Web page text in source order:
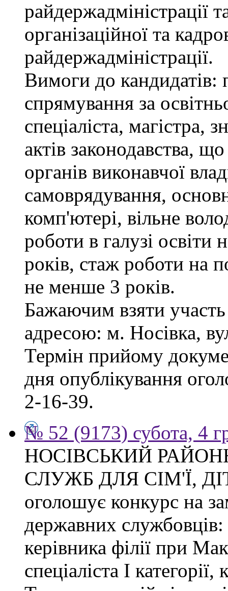
райдержадміністрації
організаційної та
райдержадміністрації.
Вимоги до кандидатів:
спрямування за
спеціаліста, магістра,
актів законодавства,
органів виконавчої
самоврядування,
комп'ютері, вільне
роботи в галузі
років, стаж роботи на
не менше 3 років.
Бажаючим взяти участь
адресою: м. Носівка,
Термін прийому
дня опублікування
2-16-39.
№ 52 (9173) субота, 4
НОСІВСЬКИЙ
СЛУЖБ ДЛЯ СІМ'Ї,
оголошує конкурс на
державних службовців:
керівника філії при
спеціаліста І